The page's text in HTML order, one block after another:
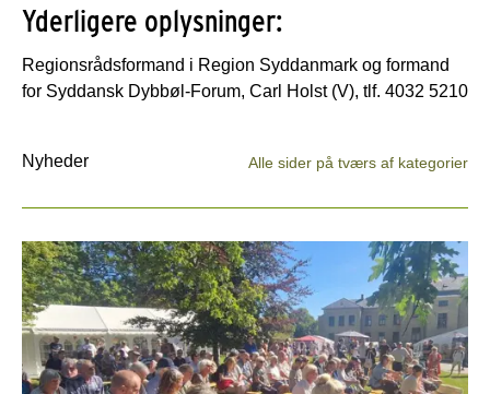
Yderligere oplysninger:
Regionsrådsformand i Region Syddanmark og formand
for Syddansk Dybbøl-Forum, Carl Holst (V), tlf. 4032 5210
Nyheder Alle sider på tværs af kategorier